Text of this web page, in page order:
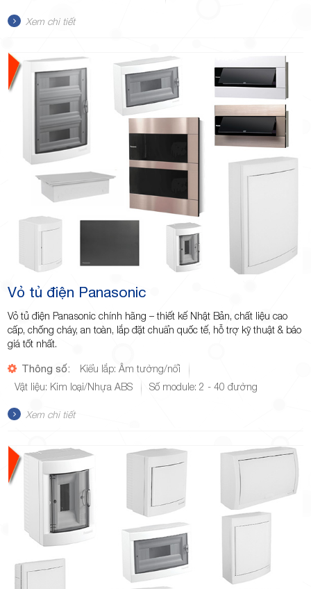
Xem chi tiết
Vỏ tủ điện Panasonic
Vỏ tủ điện Panasonic chính hãng – thiết kế Nhật Bản, chất liệu cao
cấp, chống cháy, an toàn, lắp đặt chuẩn quốc tế, hỗ trợ kỹ thuật & báo
giá tốt nhất.
Thông số:
Kiểu lắp: Âm tường/nổi
Vật liệu: Kim loại/Nhựa ABS
Số module: 2 - 40 đường
Xem chi tiết